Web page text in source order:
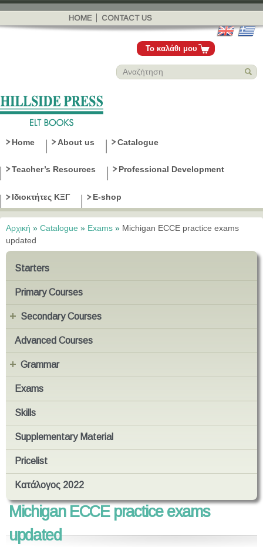
Παράκαμψη
προς το
κυρίως
περιεχόμενο
HOME CONTACT US
Το καλάθι μου
Home About us Catalogue
Teacher’s Resources Professional Development
Ιδιοκτήτες ΚΞΓ E-shop
Είστε εδώ
Αρχική » Catalogue » Exams » Michigan ECCE practice exams
updated
Starters
Primary Courses
Secondary Courses
Advanced Courses
Grammar
Exams
Skills
Supplementary Material
Pricelist
Κατάλογος 2022
Michigan ECCE practice exams
updated